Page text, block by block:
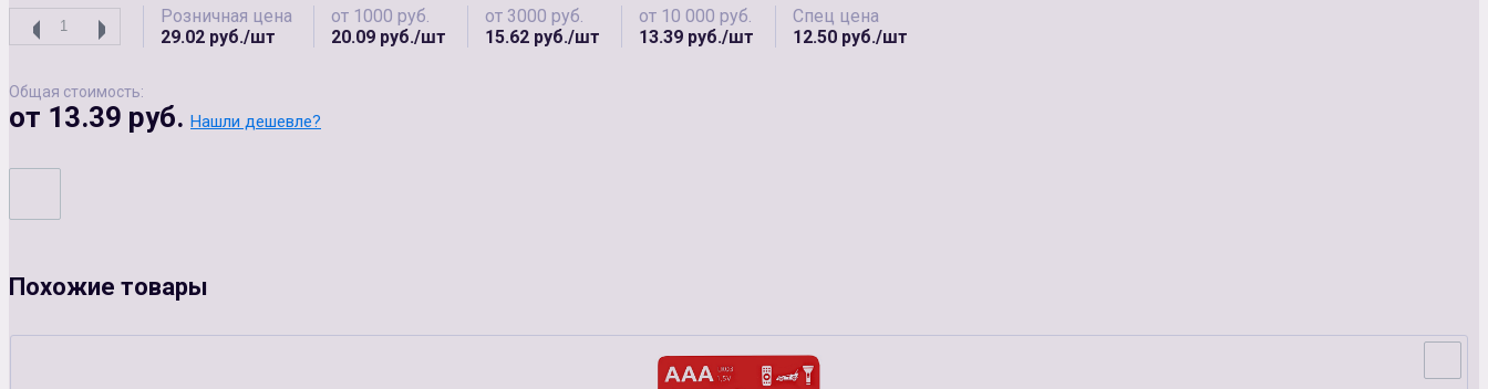
Розничная цена
29.02 руб./шт
от 1000 руб.
20.09 руб./шт
от 3000 руб.
15.62 руб./шт
от 10 000 руб.
13.39 руб./шт
Спец цена
12.50 руб./шт
Общая стоимость:
от 13.39 руб. Нашли дешевле?
Похожие товары